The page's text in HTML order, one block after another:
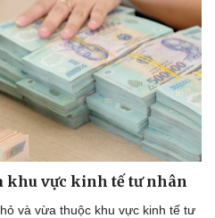
khu vực kinh tế tư nhân
và vừa thuộc khu vực kinh tế tư